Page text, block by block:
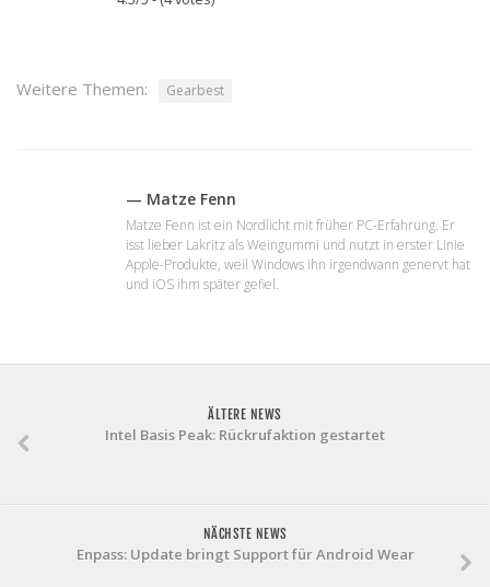
Weitere Themen: Gearbest
— Matze Fenn
Matze Fenn ist ein Nordlicht mit früher PC-Erfahrung. Er
isst lieber Lakritz als Weingummi und nutzt in erster Linie
Apple-Produkte, weil Windows ihn irgendwann genervt hat
und iOS ihm später gefiel.
ÄLTERE NEWS
Intel Basis Peak: Rückrufaktion gestartet
NÄCHSTE NEWS
Enpass: Update bringt Support für Android Wear